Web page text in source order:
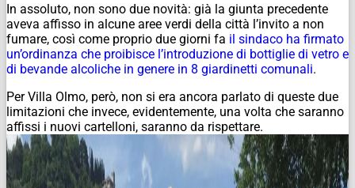
In assoluto, non sono due novità: già la giunta precedente
aveva affisso in alcune aree verdi della città l’invito a non
fumare, così come proprio due giorni fa il sindaco ha firmato
un’ordinanza che proibisce l’introduzione di bottiglie di vetro e
di bevande alcoliche in genere in 8 giardinetti comunali.
Per Villa Olmo, però, non si era ancora parlato di queste due
limitazioni che invece, evidentemente, una volta che saranno
affissi i nuovi cartelloni, saranno da rispettare.